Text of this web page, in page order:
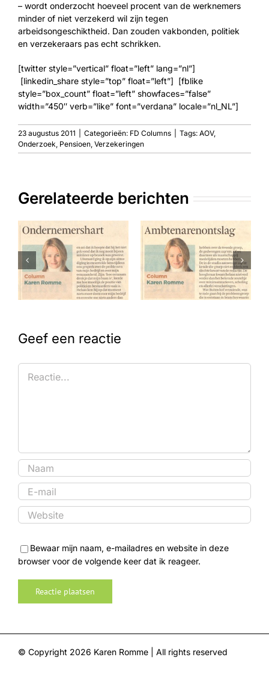
– wordt onderzocht hoeveel procent van de werknemers
minder of niet verzekerd wil zijn tegen
arbeidsongeschiktheid. Dan zouden vakbonden, politiek
en verzekeraars pas echt schrikken.
[twitter style=”vertical” float=”left” lang=”nl”]
[linkedin_share style=”top” float=”left”] [fblike
style=”box_count” float=”left” showfaces=”false”
width=”450″ verb=”like” font=”verdana” locale=”nl_NL”]
23 augustus 2011 Categorieën: FD Columns Tags: AOV,
Onderzoek, Pensioen, Verzekeringen
Gerelateerde berichten
Geef een reactie
Reactie
Bewaar mijn naam, e-mailadres en website in deze
browser voor de volgende keer dat ik reageer.
© Copyright 2026 Karen Romme | All rights reserved